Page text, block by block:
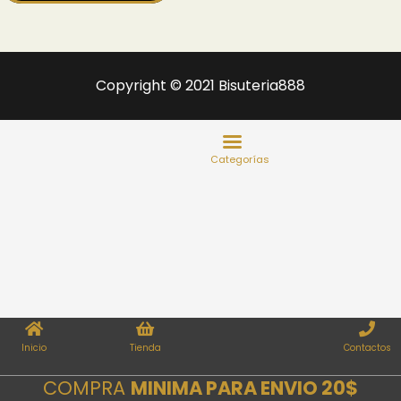
Copyright © 2021 Bisuteria888
Inicio Tienda Contactos
COMPRA MINIMA PARA ENVIO 20$